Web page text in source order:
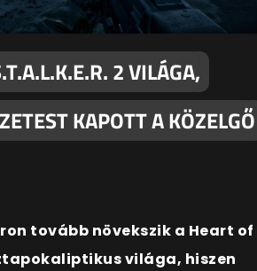
2 VILÁGA,
KAPOTT A KÖZELGŐ
tovább növekszik a Heart of
világa, hiszen